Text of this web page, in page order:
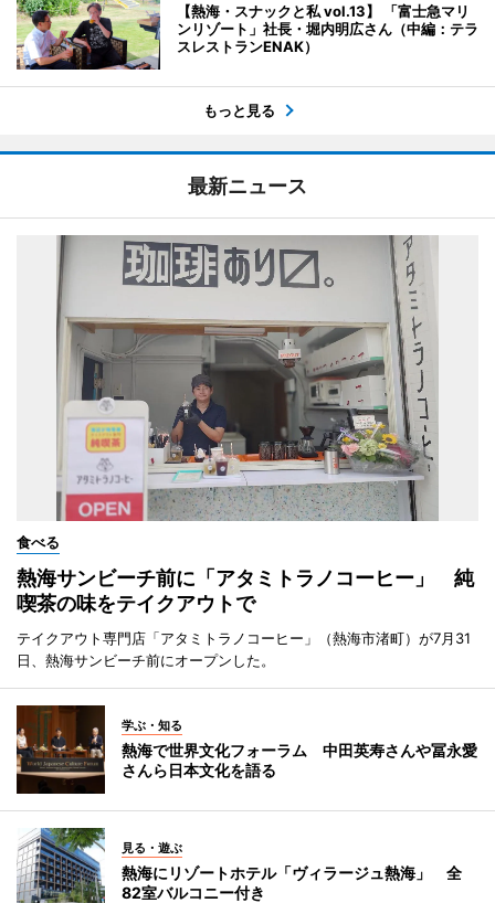
【熱海・スナックと私 vol.13】 「富士急マリ
ンリゾート」社長・堀内明広さん（中編：テラ
スレストランENAK）
もっと見る
最新ニュース
食べる
熱海サンビーチ前に「アタミトラノコーヒー」 純
喫茶の味をテイクアウトで
テイクアウト専門店「アタミトラノコーヒー」（熱海市渚町）が7月31
日、熱海サンビーチ前にオープンした。
学ぶ・知る
熱海で世界文化フォーラム 中田英寿さんや冨永愛
さんら日本文化を語る
見る・遊ぶ
熱海にリゾートホテル「ヴィラージュ熱海」 全
82室バルコニー付き